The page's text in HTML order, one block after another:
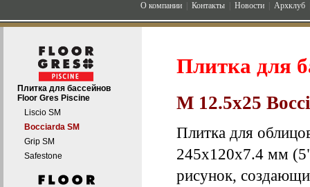
О компании| Контакты| Новости| Архклуб
Плитка для бассейнов
Floor Gres Piscine
Liscio SM
Bocciarda SM
Grip SM
Safestone
Плитка для
M 12.5x25
Плитка для
245x120x7.4 мм
рисунок,